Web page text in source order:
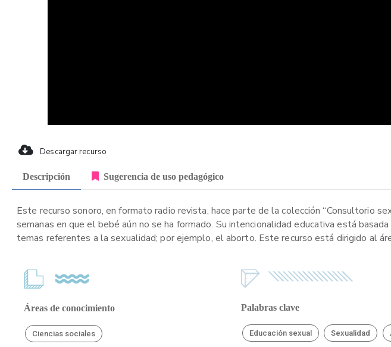
Descargar recurso
Descripción Sugerencia de uso pedagógico
Este recurso sonoro, en formato radio revista, hace parte de la colección “Consultorio
semanas en que el bebé aún no se ha formado. Su intencionalidad educativa está
temas referentes a la sexualidad; por ejemplo, el aborto. Este recurso está dirigido al
Áreas de conocimiento
Ciencias sociales
Palabras clave
Educación sexual Sexualidad